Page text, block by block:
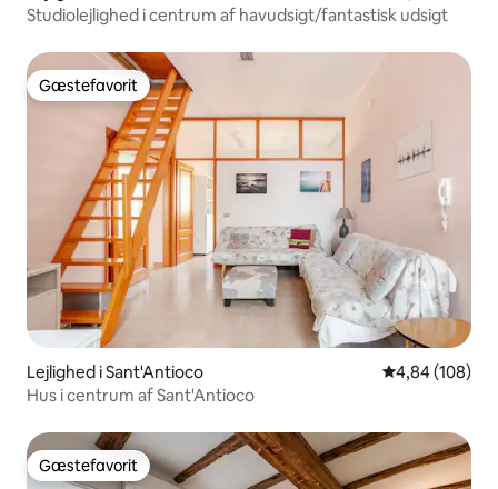
Studiolejlighed i centrum af havudsigt/fantastisk udsigt
Gæstefavorit
Gæstefavorit
Lejlighed i Sant'Antioco 4,84 ud af 5 i
4,84 (108)
Hus i centrum af Sant'Antioco
Gæstefavorit
Gæstefavorit